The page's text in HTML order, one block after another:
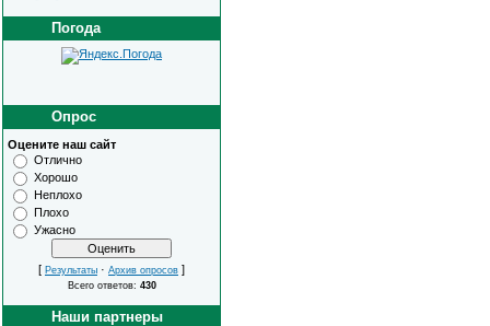
Погода
Опрос
Оцените наш сайт
Отлично
Хорошо
Неплохо
Плохо
Ужасно
[ Результаты · Архив опросов ]
Всего ответов: 430
Наши партнеры